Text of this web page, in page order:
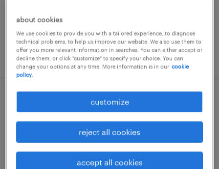
posted 3 august 2026
食料品の食品加工・検査・袋詰め
宮城県大崎市, 宮城県
¥1230.00 per hour
about cookies
We use cookies to provide you with a tailored experience, to diagnose
technical problems, to help us improve our website. We also use them to
offer you more relevant information in searches. You can either accept or
decline them, or click "customize" to specify your choice. You can
change your options at any time. More information is in our cookie
policy.
customize
reject all cookies
accept all cookies